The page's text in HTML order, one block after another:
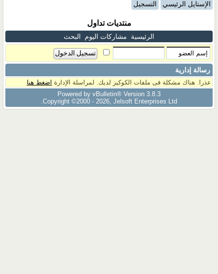
الإستايل الرئيسي التسجيل
منتديات تداول
الرئيسية مشاركات اليوم البحث
رسالة إدارية
عذرا. هناك مشكلة فى ملفات الكوكيز لديك. لمراسلة الإدارة اضغط هنا
Powered by vBulletin® Version 3.8.3
Copyright ©2000 - 2026, Jelsoft Enterprises Ltd.